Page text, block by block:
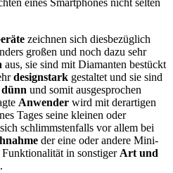
eines Smartphones nicht selten
zeichnen sich diesbezüglich
großen und noch dazu sehr
aus, sie sind mit Diamanten bestückt
designstark gestaltet und sie sind
dünn und somit ausgesprochen
Anwender wird mit derartigen
Tages seine kleinen oder
schlimmstenfalls vor allem bei
der eine oder andere Mini-
in sonstiger Art und